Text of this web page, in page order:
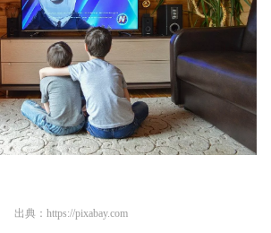
出典： https://pixabay.com